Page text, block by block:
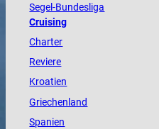
Segel-Bundesliga
Cruising
Charter
Reviere
Kroatien
Griechenland
Spanien